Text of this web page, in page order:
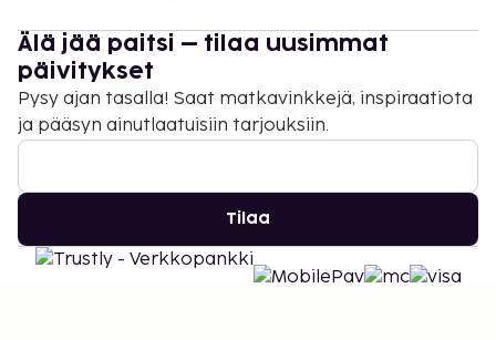
Älä jää paitsi – tilaa uusimmat
päivitykset
Pysy ajan tasalla! Saat matkavinkkejä, inspiraatiota
ja pääsyn ainutlaatuisiin tarjouksiin.
Tilaa